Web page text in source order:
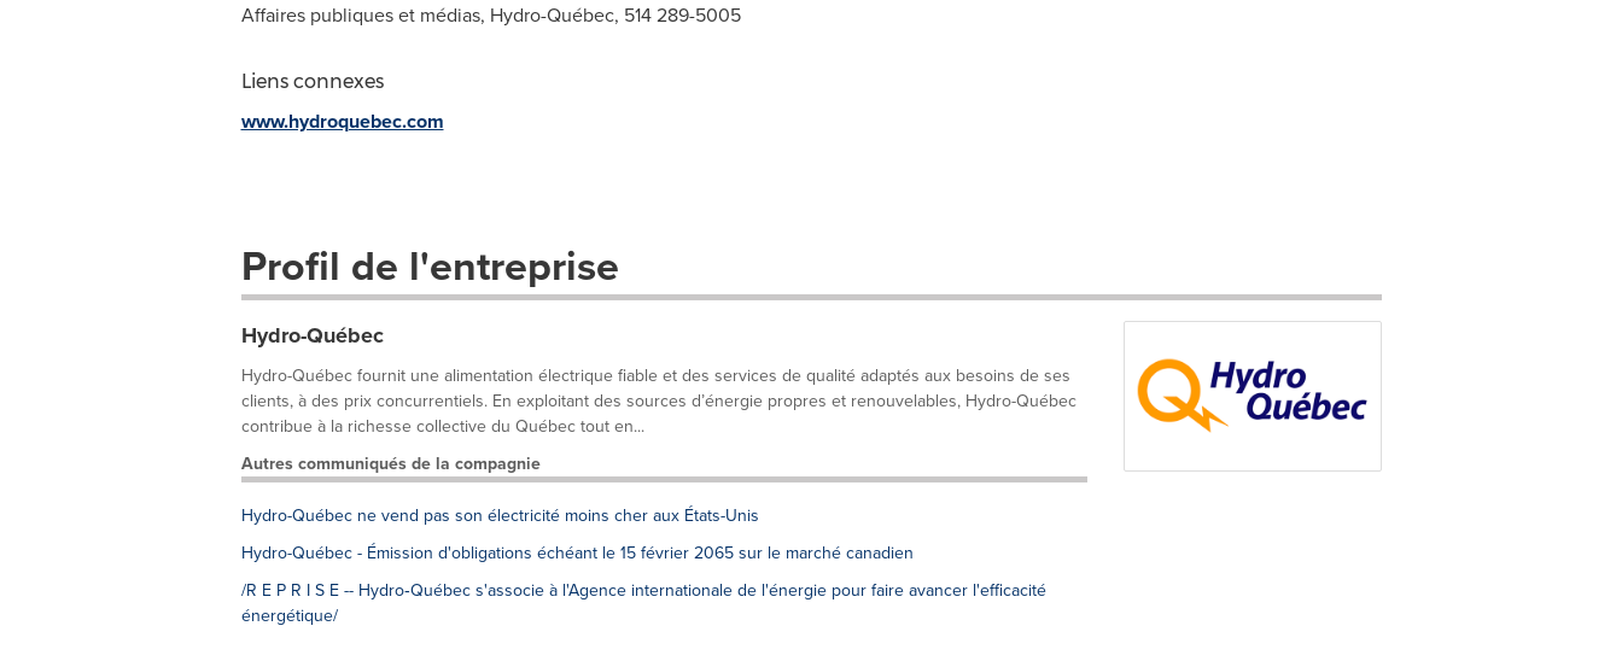
Affaires publiques et médias, Hydro-Québec, 514 289-5005
Liens connexes
www.hydroquebec.com
Profil de l'entreprise
Hydro-Québec
Hydro-Québec fournit une alimentation électrique fiable et des services de qualité adaptés aux besoins de ses
clients, à des prix concurrentiels. En exploitant des sources d’énergie propres et renouvelables, Hydro-Québec
contribue à la richesse collective du Québec tout en...
Autres communiqués de la compagnie
Hydro-Québec ne vend pas son électricité moins cher aux États-Unis
Hydro-Québec - Émission d'obligations échéant le 15 février 2065 sur le marché canadien
/R E P R I S E -- Hydro‑Québec s'associe à l'Agence internationale de l'énergie pour faire avancer l'efficacité
énergétique/